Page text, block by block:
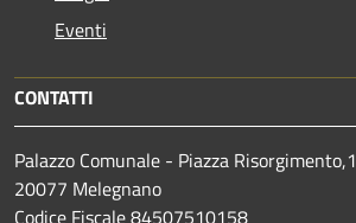
Eventi
CONTATTI
Palazzo Comunale - Piazza Risorgimento,1
20077 Melegnano
Codice Fiscale 84507510158